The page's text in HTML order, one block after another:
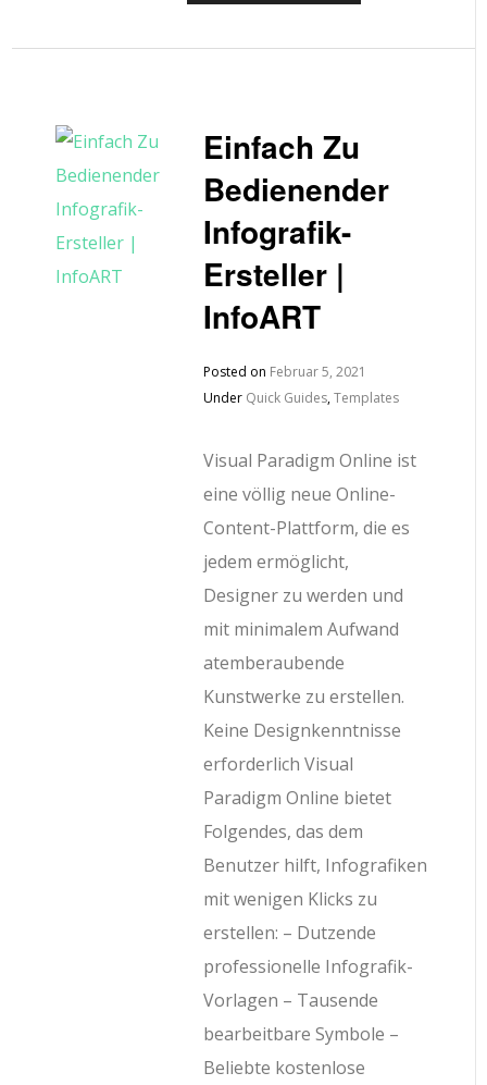
Einfach Zu
Bedienender
Infografik-
Ersteller |
InfoART
Posted on Februar 5, 2021
Under Quick Guides,Templates
Visual Paradigm Online ist
eine völlig neue Online-
Content-Plattform, die es
jedem ermöglicht,
Designer zu werden und
mit minimalem Aufwand
atemberaubende
Kunstwerke zu erstellen.
Keine Designkenntnisse
erforderlich Visual
Paradigm Online bietet
Folgendes, das dem
Benutzer hilft, Infografiken
mit wenigen Klicks zu
erstellen: – Dutzende
professionelle Infografik-
Vorlagen – Tausende
bearbeitbare Symbole –
Beliebte kostenlose